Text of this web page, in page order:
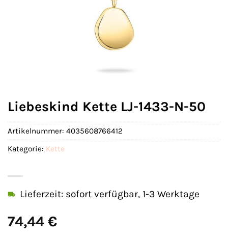
Liebeskind Kette LJ-1433-N-50
74,44 €
Lieferzeit: sofort verfügbar, 1-3 Werktage
Artikelnummer: 4035608766412
Kategorie: Kette